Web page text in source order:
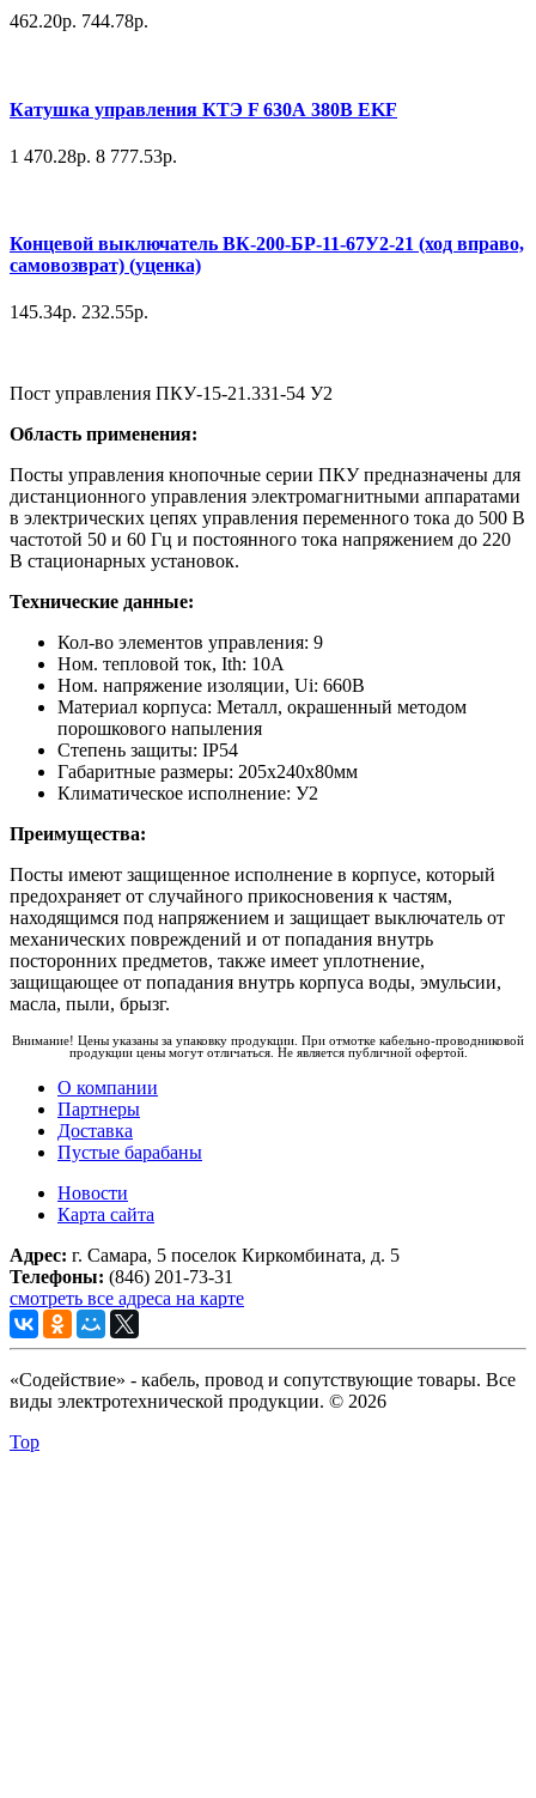
462.20р. 744.78р.
Катушка управления КТЭ F 630А 380В EKF
1 470.28р. 8 777.53р.
Концевой выключатель ВК-200-БР-11-67У2-21 (ход вправо,
самовозврат) (уценка)
145.34р. 232.55р.
Пост управления ПКУ-15-21.331-54 У2
Область применения:
Посты управления кнопочные серии ПКУ предназначены для
дистанционного управления электромагнитными аппаратами
в электрических цепях управления переменного тока до 500 В
частотой 50 и 60 Гц и постоянного тока напряжением до 220
В стационарных установок.
Технические данные:
Кол-во элементов управления: 9
Ном. тепловой ток, Ith: 10А
Ном. напряжение изоляции, Ui: 660В
Материал корпуса: Металл, окрашенный методом
порошкового напыления
Степень защиты: IP54
Габаритные размеры: 205х240х80мм
Климатическое исполнение: У2
Преимущества:
Посты имеют защищенное исполнение в корпусе, который
предохраняет от случайного прикосновения к частям,
находящимся под напряжением и защищает выключатель от
механических повреждений и от попадания внутрь
посторонних предметов, также имеет уплотнение,
защищающее от попадания внутрь корпуса воды, эмульсии,
масла, пыли, брызг.
Внимание! Цены указаны за упаковку продукции. При отмотке кабельно-проводниковой
продукции цены могут отличаться. Не является публичной офертой.
О компании
Партнеры
Доставка
Пустые барабаны
Новости
Карта сайта
Адрес: г. Самара, 5 поселок Киркомбината, д. 5
Телефоны: (846) 201-73-31
смотреть все адреса на карте
«Содействие» - кабель, провод и сопутствующие товары. Все
виды электротехнической продукции. © 2026
Top